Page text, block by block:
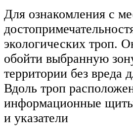
Для ознакомления с
экологических троп.
обойти выбранную
территории без вреда
Вдоль троп
информационные
и указатели